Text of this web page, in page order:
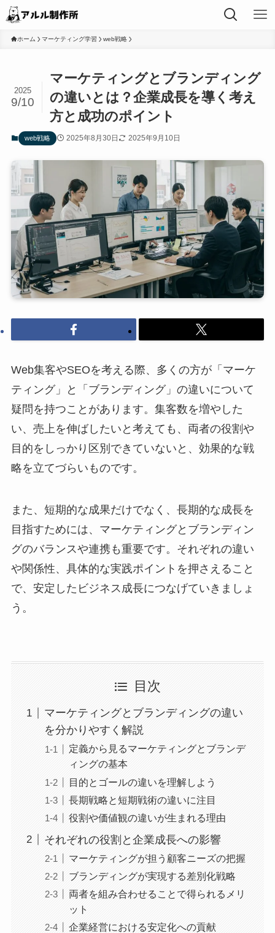
ホーム マーケティング学習 web戦略
マーケティングとブランディング
の違いとは？企業成長を導く考え
方と成功のポイント
2025
9/10
web戦略 2025年8月30日 2025年9月10日
Web集客やSEOを考える際、多くの方が「マーケ
ティング」と「ブランディング」の違いについて
疑問を持つことがあります。集客数を増やした
い、売上を伸ばしたいと考えても、両者の役割や
目的をしっかり区別できていないと、効果的な戦
略を立てづらいものです。
また、短期的な成果だけでなく、長期的な成長を
目指すためには、マーケティングとブランディン
グのバランスや連携も重要です。それぞれの違い
や関係性、具体的な実践ポイントを押さえること
で、安定したビジネス成長につなげていきましょ
う。
目次
マーケティングとブランディングの違い
を分かりやすく解説
定義から見るマーケティングとブランデ
ィングの基本
目的とゴールの違いを理解しよう
長期戦略と短期戦術の違いに注目
役割や価値観の違いが生まれる理由
それぞれの役割と企業成長への影響
マーケティングが担う顧客ニーズの把握
ブランディングが実現する差別化戦略
両者を組み合わせることで得られるメリ
ット
企業経営における安定化への貢献